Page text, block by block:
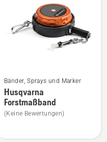
Details
zu
Husqvarna
Forstmaßband
Bänder, Sprays und Marker
Husqvarna
Forstmaßband
(Keine Bewertungen)